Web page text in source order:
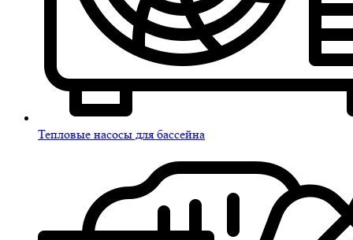
Тепловые насосы для бассейна